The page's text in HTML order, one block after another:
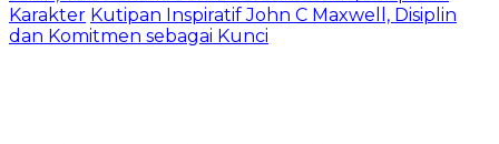
Karakter Kutipan Inspiratif John C Maxwell, Disiplin
dan Komitmen sebagai Kunci